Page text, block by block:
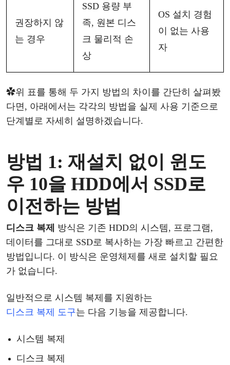
권장하지 않
는 경우
SSD 용량 부
족, 원본 디스
크 물리적 손
상
OS 설치 경험
이 없는 사용
자
✿위 표를 통해 두 가지 방법의 차이를 간단히 살펴봤
다면 , 아래에서는 각각의 방법을 실제 사용 기준으로
단계별로 자세히 설명하겠습니다.
방법 1: 재설치 없이 윈도
우 10을 HDD에서 SSD로
이전하는 방법
디스크 복제 방식은 기존 HDD의 시스템, 프로그램,
데이터를 그대로 SSD로 복사하는 가장 빠르고 간편한
방법입니다. 이 방식은 운영체제를 새로 설치할 필요
가 없습니다.
일반적으로 시스템 복제를 지원하는
디스크 복제 도구는 다음 기능을 제공합니다.
시스템 복제
디스크 복제